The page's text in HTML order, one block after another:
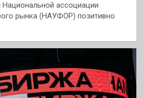
ассоциации
рынка (НАУФОР) позитивно